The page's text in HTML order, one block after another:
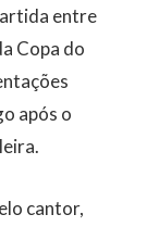
entre
Copa do
após o
cantor,